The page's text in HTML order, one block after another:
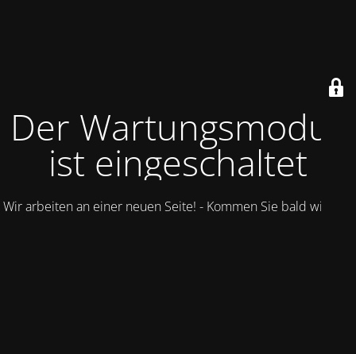
Der Wartungsmodus
ist eingeschaltet
Wir arbeiten an einer neuen Seite! - Kommen Sie bald wieder.